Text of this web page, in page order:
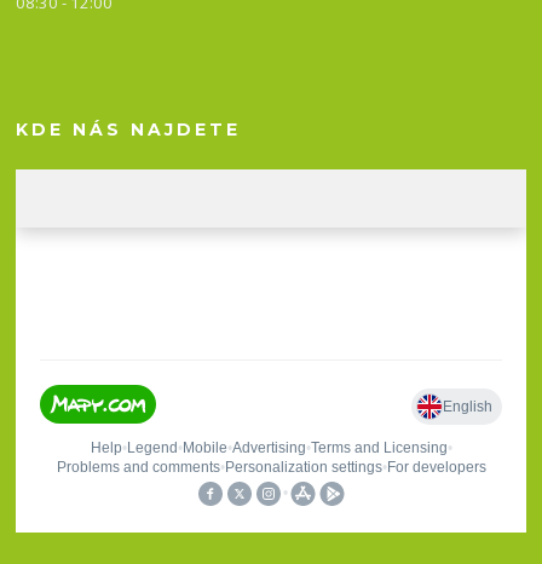
KDE NÁS NAJDETE